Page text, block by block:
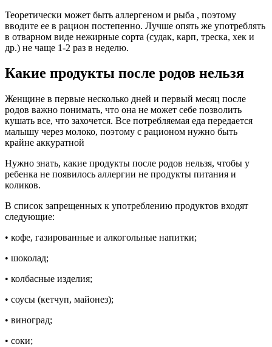
Теоретически может быть аллергеном и рыба , поэтому
вводите ее в рацион постепенно. Лучше опять же употреблять
в отварном виде нежирные сорта (судак, карп, треска, хек и
др.) не чаще 1-2 раз в неделю.
Какие продукты после родов нельзя
Женщине в первые несколько дней и первый месяц после
родов важно понимать, что она не может себе позволить
кушать все, что захочется. Все потребляемая еда передается
малышу через молоко, поэтому с рационом нужно быть
крайне аккуратной
Нужно знать, какие продукты после родов нельзя, чтобы у
ребенка не появилось аллергии не продукты питания и
коликов.
В список запрещенных к употреблению продуктов входят
следующие:
• кофе, газированные и алкогольные напитки;
• шоколад;
• колбасные изделия;
• соусы (кетчуп, майонез);
• виноград;
• соки;